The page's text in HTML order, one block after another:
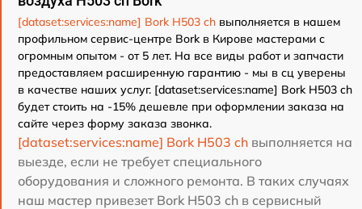
[dataset:services:name] Bork H503 ch выполняется в нашем
профильном сервис-центре Bork в Кирове мастерами с
огромным опытом - от 5 лет. На все виды работ и запчасти
предоставляем расширенную гарантию - мы в сц уверены
в качестве наших услуг. [dataset:services:name] Bork H503 ch
будет стоить на -15% дешевле при оформлении заказа на
сайте через форму заказа звонка.
[dataset:services:name] Bork H503 ch выполняется на
выезде, если не требует специального
оборудования и сложного ремонта. В таких случаях
наш мастер привезет Bork H503 ch в сервисный